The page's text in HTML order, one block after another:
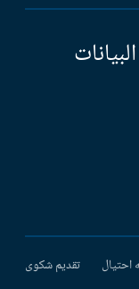
احتيال تقديم شكوى